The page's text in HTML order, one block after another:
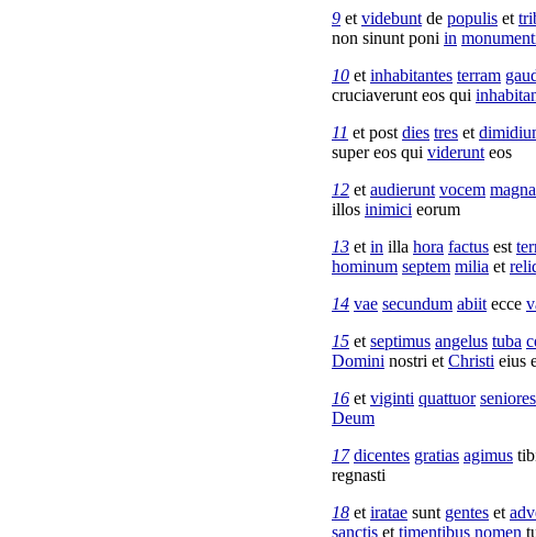
9 et videbunt de populis et
non sinunt poni in
10 et inhabitantes terram
cruciaverunt eos qui
11 et post dies tres et
super eos qui viderunt eos
12 et audierunt vocem
illos inimici eorum
13 et in illa hora factus est
hominum septem milia et
14 vae secundum abiit ecce
15 et septimus angelus tuba
Domini nostri et Christi eius
16 et viginti quattuor seniores
Deum
17 dicentes gratias agimus
regnasti
18 et iratae sunt gentes et
sanctis et timentibus nomen